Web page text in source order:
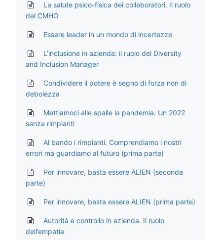
La salute psico-fisica dei collaboratori. Il ruolo
del CMHO
Essere leader in un mondo di incertezze
L’inclusione in azienda: il ruolo del Diversity
and Inclusion Manager
Condividere il potere è segno di forza non di
debolezza
Mettiamoci alle spalle la pandemia. Un 2022
senza rimpianti
Al bando i rimpianti. Comprendiamo i nostri
errori ma guardiamo al futuro (prima parte)
Per innovare, basta essere ALIEN (seconda
parte)
Per innovare, basta essere ALIEN (prima parte)
Autorità e controllo in azienda. Il ruolo
dell’empatia